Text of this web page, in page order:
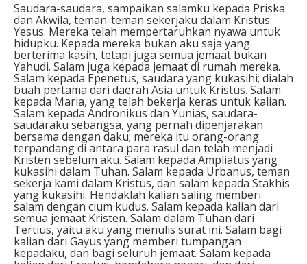
Saudara-saudara, sampaikan salamku kepada Priska
dan Akwila, teman-teman sekerjaku dalam Kristus
Yesus. Mereka telah mempertaruhkan nyawa untuk
hidupku. Kepada mereka bukan aku saja yang
berterima kasih, tetapi juga semua jemaat bukan
Yahudi. Salam juga kepada jemaat di rumah mereka.
Salam kepada Epenetus, saudara yang kukasihi; dialah
buah pertama dari daerah Asia untuk Kristus. Salam
kepada Maria, yang telah bekerja keras untuk kalian.
Salam kepada Andronikus dan Yunias, saudara-
saudaraku sebangsa, yang pernah dipenjarakan
bersama dengan daku; mereka itu orang-orang
terpandang di antara para rasul dan telah menjadi
Kristen sebelum aku. Salam kepada Ampliatus yang
kukasihi dalam Tuhan. Salam kepada Urbanus, teman
sekerja kami dalam Kristus, dan salam kepada Stakhis
yang kukasihi. Hendaklah kalian saling memberi
salam dengan cium kudus. Salam kepada kalian dari
semua jemaat Kristen. Salam dalam Tuhan dari
Tertius, yaitu aku yang menulis surat ini. Salam bagi
kalian dari Gayus yang memberi tumpangan
kepadaku, dan bagi seluruh jemaat. Salam kepada